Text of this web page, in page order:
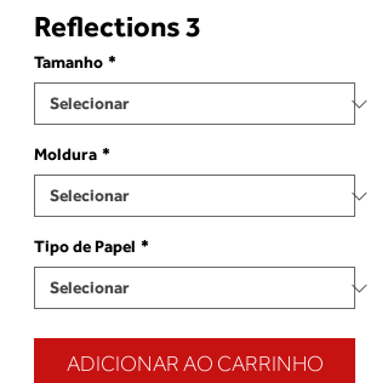
Reflections 3
Tamanho *
Moldura *
Tipo de Papel *
ADICIONAR AO CARRINHO